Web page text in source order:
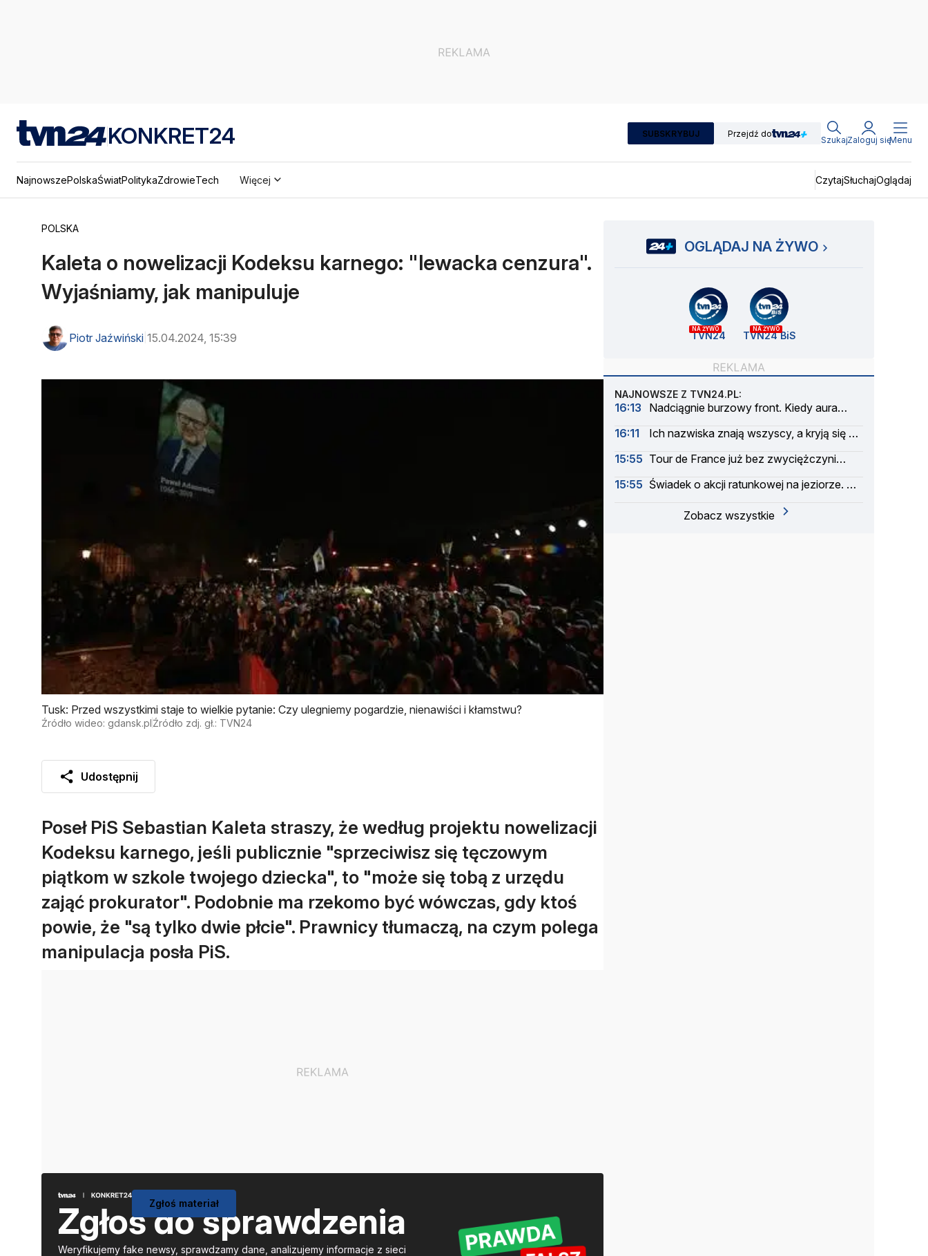
KONKRET24 SUBSKRYBUJ Przejdź do
SzukajZaloguj sięMenu
NajnowszePolskaŚwiatPolitykaZdrowieTech Więcej CzytajSłuchajOglądaj
POLSKA
Kaleta o nowelizacji Kodeksu karnego: "lewacka cenzura".
Wyjaśniamy, jak manipuluje
Piotr Jaźwiński 15.04.2024, 15:39
Tusk: Przed wszystkimi staje to wielkie pytanie: Czy ulegniemy pogardzie, nienawiści i kłamstwu?
Źródło wideo: gdansk.plŹródło zdj. gł.: TVN24
Udostępnij
Poseł PiS Sebastian Kaleta straszy, że według projektu nowelizacji
Kodeksu karnego, jeśli publicznie "sprzeciwisz się tęczowym
piątkom w szkole twojego dziecka", to "może się tobą z urzędu
zająć prokurator". Podobnie ma rzekomo być wówczas, gdy ktoś
powie, że "są tylko dwie płcie". Prawnicy tłumaczą, na czym polega
manipulacja posła PiS.
Zgłoś do sprawdzenia
Weryfikujemy fake newsy, sprawdzamy dane, analizujemy informacje z sieci
Zgłoś materiał
OGLĄDAJ NA ŻYWO
NA ŻYWO
TVN24
NA ŻYWO
TVN24 BiS
NAJNOWSZE Z TVN24.PL:
16:13
Nadciągnie burzowy front. Kiedy aura
16:11
Ich nazwiska znają wszyscy, a kryją się w
15:55 Tour de France już bez zwyciężczyni
15:55 Świadek o akcji ratunkowej na jeziorze. Był
Zobacz wszystkie